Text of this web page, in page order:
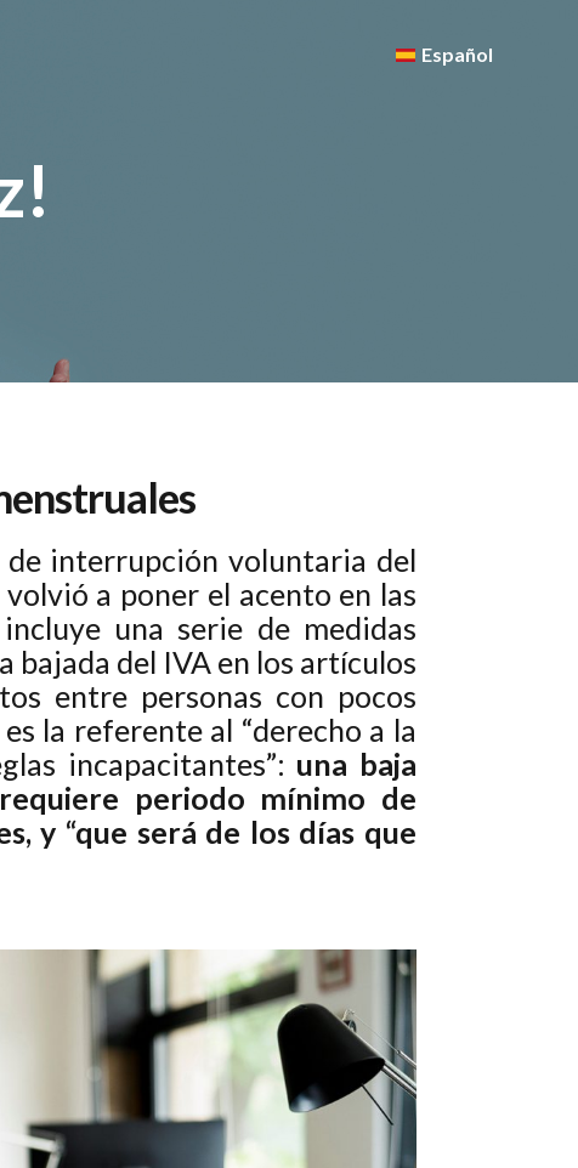
Español
interrupción voluntaria del
a poner el acento en las
una serie de medidas
bajada del IVA en los artículos
entre personas con pocos
la referente al “derecho a la
incapacitantes”: una baja
periodo mínimo de
y “que será de los días que